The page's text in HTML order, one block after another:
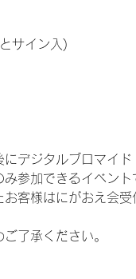
サイン入)
にデジタルブロマイ
参加できるイベン
客様はにがおえ会
了承ください。